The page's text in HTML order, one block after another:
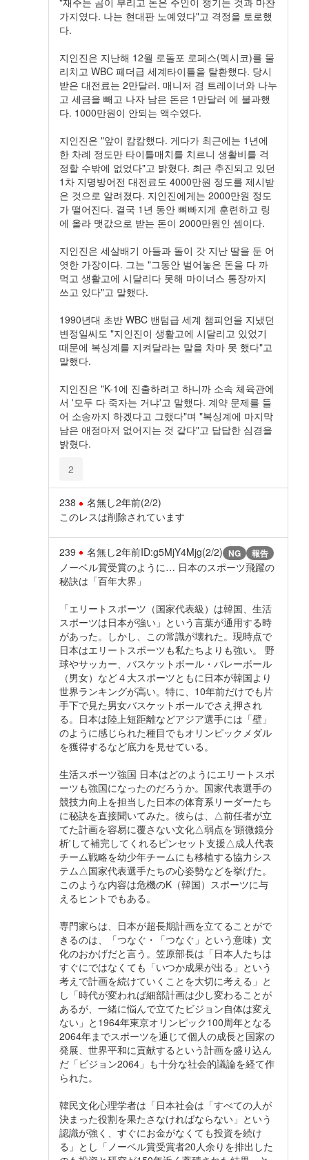
가지였다. 나는 현대판 노예였다"고 격정을 토로했
다.
지인진은 지난해 12월 로돌포 로페스(멕시코)를 물
리치고 WBC 페더급 세계타이틀을 탈환했다. 당시
받은 대전료는 2만달러. 매니저 겸 트레이너와 나누
고 세금을 빼고 나자 남은 돈은 1만달러 에 불과했
다. 1000만원이 안되는 액수였다.
지인진은 "앞이 캄캄했다. 게다가 최근에는 1년에
한 차례 정도만 타이틀매치를 치르니 생활비를 걱
정할 수밖에 없었다"고 밝혔다. 최근 추진되고 있던
1차 지명방어전 대전료도 4000만원 정도를 제시받
은 것으로 알려졌다. 지인진에게는 2000만원 정도
가 떨어진다. 결국 1년 동안 뼈빠지게 훈련하고 링
에 올라 맷값으로 받는 돈이 2000만원인 셈이다.
지인진은 세살배기 아들과 돌이 갓 지난 딸을 둔 어
엿한 가장이다. 그는 "그동안 벌어놓은 돈을 다 까
먹고 생활고에 시달리다 못해 마이너스 통장까지
쓰고 있다"고 말했다.
1990년대 초반 WBC 밴텀급 세계 챔피언을 지냈던
변정일씨도 "지인진이 생활고에 시달리고 있었기
때문에 복싱계를 지켜달라는 말을 차마 못 했다"고
말했다.
지인진은 "K-1에 진출하려고 하니까 소속 체육관에
서 '모두 다 죽자는 거냐'고 말했다. 계약 문제를 들
어 소송까지 하겠다고 그랬다"며 "복싱계에 마지막
남은 애정마저 없어지는 것 같다"고 답답한 심경을
밝혔다.
2
238 名無し2年前(2/2)
このレスは削除されています
239 名無し2年前ID:g5MjY4Mjg(2/2) NG 報告
ノーベル賞受賞のように… 日本のスポーツ飛躍の
秘訣は「百年大界」
「エリートスポーツ（国家代表級）は韓国、生活
スポーツは日本が強い」という言葉が通用する時
があった。しかし、この常識が壊れた。現時点で
日本はエリートスポーツも私たちよりも強い。 野
球やサッカー、バスケットボール・バレーボール
（男女）など４大スポーツともに日本が韓国より
世界ランキングが高い。特に、10年前だけでも片
手下で見た男女バスケットボールでさえ押され
る。日本は陸上短距離などアジア選手には「壁」
のように感じられた種目でもオリンピックメダル
を獲得するなど底力を見せている。
生活スポーツ強国 日本はどのようにエリートスポ
ーツも強国になったのだろうか。国家代表選手の
競技力向上を担当した日本の体育系リーダーたち
に秘訣を直接聞いてみた。彼らは、△前任者が立
てた計画を容易に覆さない文化△弱点を'顕微鏡分
析'して補完してくれるピンセット支援△成人代表
チーム戦略を幼少年チームにも移植する協力シス
テム△国家代表選手たちの心姿勢などを挙げた。
このような内容は危機のK（韓国）スポーツに与
えるヒントでもある。
専門家らは、日本が超長期計画を立てることがで
きるのは、「つなぐ・「つなぐ」という意味）文
化のおかげだと言う。笠原部長は「日本人たちは
すぐにではなくても「いつか成果が出る」という
考えで計画を続けていくことを大切に考える」と
し「時代が変われば細部計画は少し変わることが
あるが、一緒に悩んで立てたビジョン自体は変え
ない」と1964年東京オリンピック100周年となる
2064年までスポーツを通じて個人の成長と国家の
発展、世界平和に貢献するという計画を盛り込ん
だ「ビジョン2064」も十分な社会的議論を経て作
られた。
韓民文化心理学者は「日本社会は「すべての人が
決まった役割を果たさなければならない」という
認識が強く、すぐにお金がなくても投資を続け
る」とし「ノーベル賞受賞者20人余りを排出した